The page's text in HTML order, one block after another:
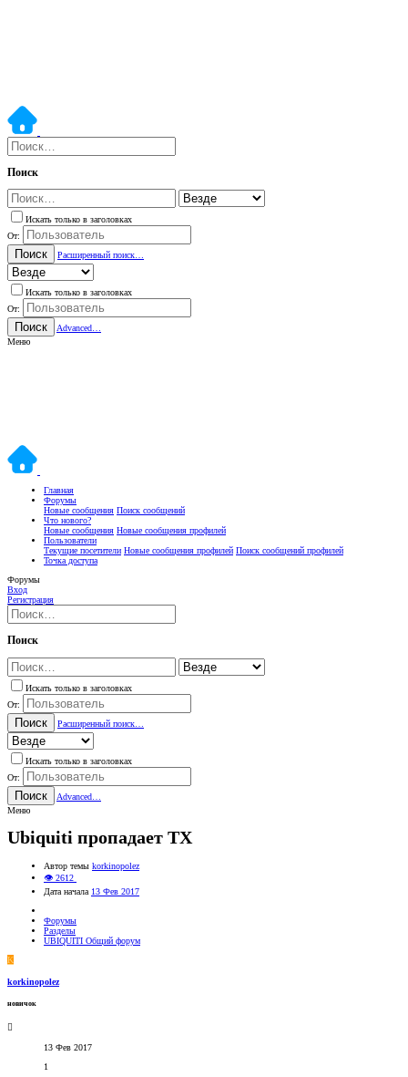
Поиск
Искать только в заголовках
От:
Поиск Расширенный поиск…
Искать только в заголовках
От:
Поиск
Advanced…
Меню
Главная
Форумы
Новые сообщения Поиск сообщений
Что нового?
Новые сообщения Новые сообщения профилей
Пользователи
Текущие посетители Новые сообщения профилей Поиск сообщений профилей
Точка доступа
Форумы
Вход
Регистрация
Поиск
Искать только в заголовках
От:
Поиск Расширенный поиск…
Искать только в заголовках
От:
Поиск
Advanced…
Меню
Ubiquiti пропадает TX
Автор темы korkinopolez
👁 2612
Дата начала 13 Фев 2017
Форумы
Разделы
UBIQUITI Общий форум
K
korkinopolez
новичок
13 Фев 2017
1